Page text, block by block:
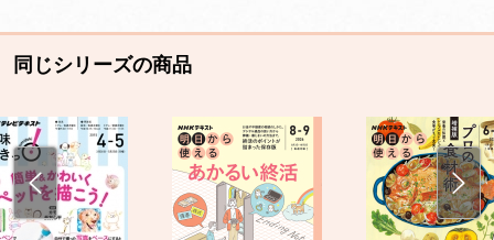
同じシリーズの商品